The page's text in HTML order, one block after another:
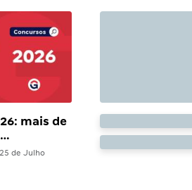
mais de
25 de Julho